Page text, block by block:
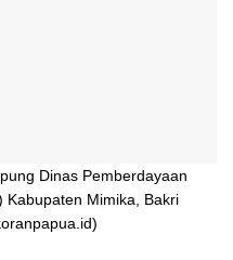
Dinas Pemberdayaan
Kabupaten Mimika, Bakri